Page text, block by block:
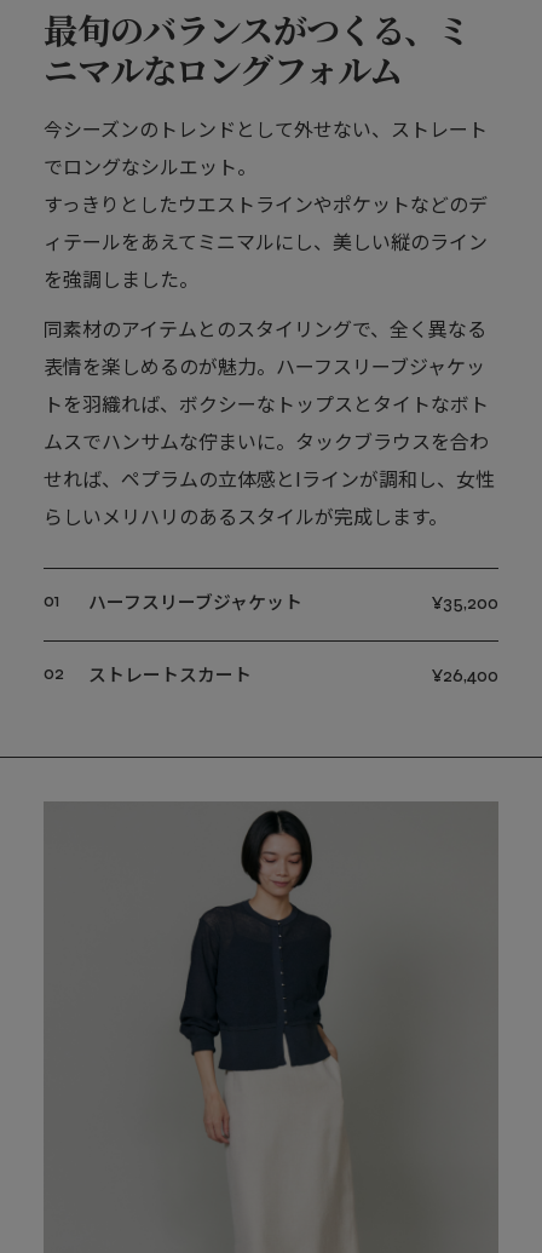
最旬のバランスがつくる、ミ
ニマルなロングフォルム
今シーズンのトレンドとして外せない、ストレート
でロングなシルエット。
すっきりとしたウエストラインやポケットなどのデ
ィテールをあえてミニマルにし、美しい縦のライン
を強調しました。
同素材のアイテムとのスタイリングで、全く異なる
表情を楽しめるのが魅力。ハーフスリーブジャケッ
トを羽織れば、ボクシーなトップスとタイトなボト
ムスでハンサムな佇まいに。タックブラウスを合わ
せれば、ペプラムの立体感とIラインが調和し、女性
らしいメリハリのあるスタイルが完成します。
01 ハーフスリーブジャケット ¥35,200
02 ストレートスカート ¥26,400